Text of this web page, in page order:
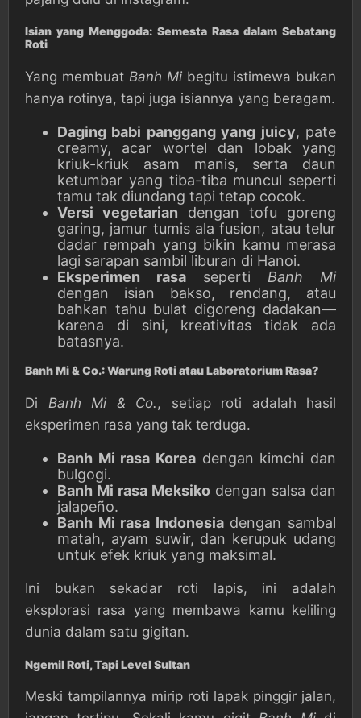
Isian yang Menggoda: Semesta Rasa dalam Sebatang
Roti
Yang membuat Banh Mi begitu istimewa bukan
hanya rotinya, tapi juga isiannya yang beragam.
Daging babi panggang yang juicy, pate
creamy, acar wortel dan lobak yang
kriuk-kriuk asam manis, serta daun
ketumbar yang tiba-tiba muncul seperti
tamu tak diundang tapi tetap cocok.
Versi vegetarian dengan tofu goreng
garing, jamur tumis ala fusion, atau telur
dadar rempah yang bikin kamu merasa
lagi sarapan sambil liburan di Hanoi.
Eksperimen rasa seperti Banh Mi
dengan isian bakso, rendang, atau
bahkan tahu bulat digoreng dadakan—
karena di sini, kreativitas tidak ada
batasnya.
Banh Mi & Co.: Warung Roti atau Laboratorium Rasa?
Di Banh Mi & Co., setiap roti adalah hasil
eksperimen rasa yang tak terduga.
Banh Mi rasa Korea dengan kimchi dan
bulgogi.
Banh Mi rasa Meksiko dengan salsa dan
jalapeño.
Banh Mi rasa Indonesiadengan sambal
matah, ayam suwir, dan kerupuk udang
untuk efek kriuk yang maksimal.
Ini bukan sekadar roti lapis, ini adalah
eksplorasi rasa yang membawa kamu keliling
dunia dalam satu gigitan.
Ngemil Roti, Tapi Level Sultan
Meski tampilannya mirip roti lapak pinggir jalan,